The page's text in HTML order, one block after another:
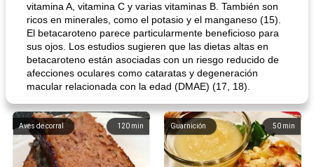
vitamina A, vitamina C y varias vitaminas B. También son
ricos en minerales, como el potasio y el manganeso (15).
El betacaroteno parece particularmente beneficioso para
sus ojos. Los estudios sugieren que las dietas altas en
betacaroteno están asociadas con un riesgo reducido de
afecciones oculares como cataratas y degeneración
macular relacionada con la edad (DMAE) (17, 18).
120 min
Aves de corral 50 min
Guarnición